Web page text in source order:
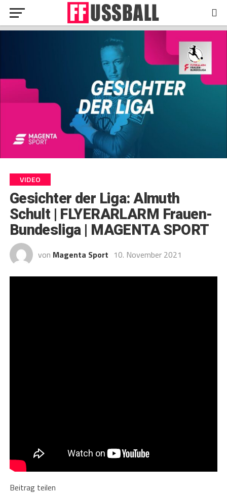
VIDEO
Gesichter der Liga: Almuth
Schult | FLYERARLARM Frauen-
Bundesliga | MAGENTA SPORT
von Magenta Sport 10. November 2021
Beitrag teilen